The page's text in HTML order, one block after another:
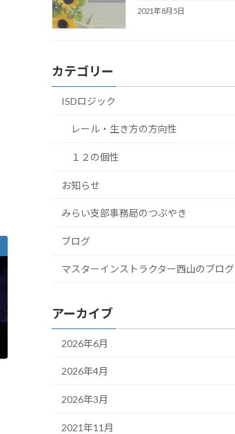
2021年8月5日
カテゴリー
ISDロジック
レール・生き方の方向性
１２の個性
お知らせ
みらい支部事務局のつぶやき
ブログ
マスターインストラクター西山のブログ
アーカイブ
2026年6月
2026年4月
2026年3月
2021年11月